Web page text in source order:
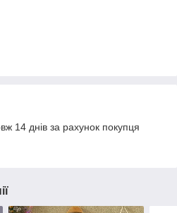
14 днів за рахунок покупця